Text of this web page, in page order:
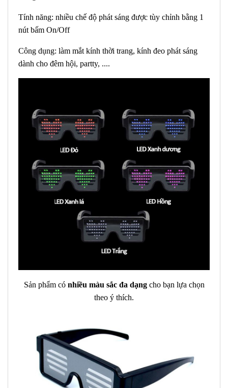
Tính năng: nhiều chế độ phát sáng được tùy chỉnh bằng 1
nút bấm On/Off
Công dụng: làm mắt kính thời trang, kính đeo phát sáng
dành cho đêm hội, partty, ....
Sản phẩm có nhiều màu sắc đa dạng cho bạn lựa chọn
theo ý thích.